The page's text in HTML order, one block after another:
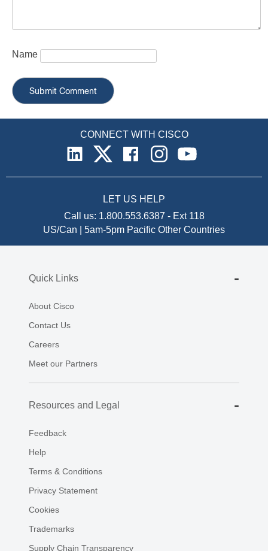
Name
CONNECT WITH CISCO
LET US HELP
Call us: 1.800.553.6387 - Ext 118
US/Can | 5am-5pm Pacific Other Countries